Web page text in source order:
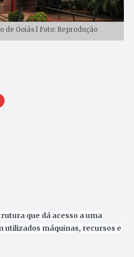
de Goiás l Foto: Reprodução
que dá acesso a uma
máquinas, recursos e